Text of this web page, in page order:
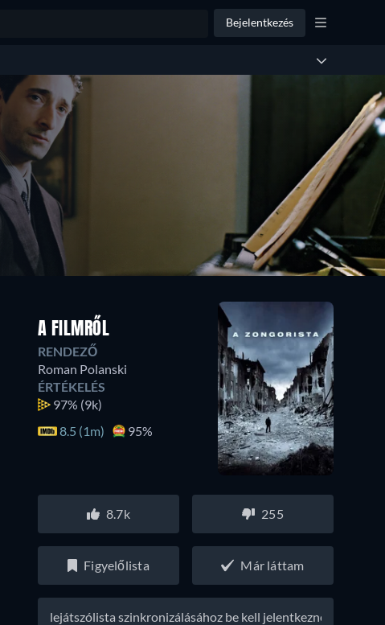
Bejelentkezés
A FILMRŐL
RENDEZŐ
Roman Polanski
ÉRTÉKELÉS
97% (9k)
8.5 (1m)
95%
8.7k 255
Figyelőlista Már láttam
A lejátszólista szinkronizálásához be kell jelentkezned